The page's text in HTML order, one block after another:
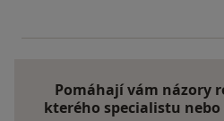
Pomáhají vám názory
kterého specialistu